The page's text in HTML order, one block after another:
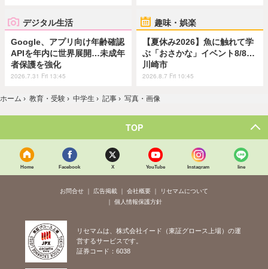
デジタル生活
Google、アプリ向け年齢確認
APIを年内に世界展開…未成年
者保護を強化
2026.7.31 Fri 13:45
趣味・娯楽
【夏休み2026】魚に触れて学
ぶ「おさかな」イベント8/8…
川崎市
2026.8.7 Fri 10:45
ホーム › 教育・受験 › 中学生 › 記事 › 写真・画像
TOP
Home Facebook X YouTube Instagram line
お問合せ 広告掲載 会社概要
リセマムについて
個人情報保護方針
リセマムは、株式会社イード（東証グロース上場）の運
営するサービスです。
証券コード：6038